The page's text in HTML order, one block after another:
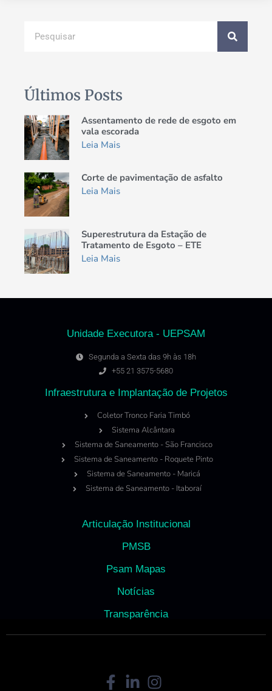
Últimos Posts
Assentamento de rede de esgoto em
vala escorada
Leia Mais
Corte de pavimentação de asfalto
Leia Mais
Superestrutura da Estação de
Tratamento de Esgoto – ETE
Leia Mais
Unidade Executora - UEPSAM
Segunda a Sexta das 9h às 18h
+55 21 3575-5680
Infraestrutura e Implantação de Projetos
Coletor Tronco Faria Timbó
Sistema Alcântara
Sistema de Saneamento - São Francisco
Sistema de Saneamento - Roquete Pinto
Sistema de Saneamento - Maricá
Sistema de Saneamento - Itaboraí
Articulação Institucional
PMSB
Psam Mapas
Notícias
Transparência